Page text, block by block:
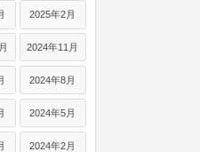
2025年2月
2024年11月
2024年8月
2024年5月
2024年2月